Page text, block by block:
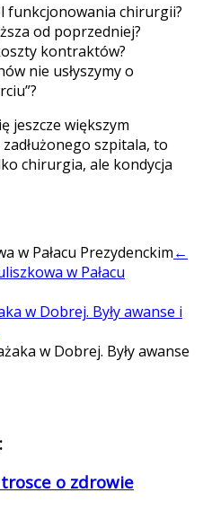
funkcjonowania chirurgii?
od poprzedniej?
kontraktów?
nie usłyszymy o
jeszcze większym
szpitala, to
chirurgia, ale kondycja
←
w Pałacu
w Dobrej. Były awanse i
o zdrowie